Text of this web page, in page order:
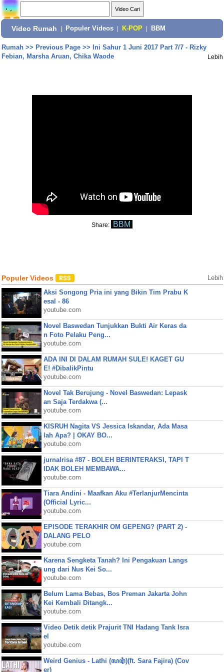
Video Rumah Populer Videos K-POP BBM
Rumah>> Previous Page>> Ini Sahur 1 Juni 2017 Part 7/7 - Rizky
Febian, Marsha Aruan, Chika Waode
Lebih
Share: BBM
Populer Videos Lebih
Aksi Songong Pria ini yang Bikin Tim Prabu K
esal - 86
youtube.com
Novel Baswedan Tunjukkan Bukti Air Keras da
n Foto Pelaku Peng...
youtube.com
ADA INI DI DALAM RUMAH SULE! KAGET GU
E! #DibalikPintu
youtube.com
Novel Tak Berujung - Novel Baswedan: Lepask
an Saja Terdakwa (...
youtube.com
KISRUH Nagita VS Jessica Iskandar, Ada Masa
lah Apa? | OKAY BO...
youtube.com
jurnalrisa #87 - BOLEH BERINTERAKSI, TAPI T
IDAK BOLEH MEMBAWA...
youtube.com
Tiara Andini - Maafkan Aku #TerlanjurMencinta
(Official Lyric...
youtube.com
EPISODE TERAKHIR OM GEPENG? (PART 2) -
DALANG PELO
youtube.com
Karena Sengketa Tanah? Ini Pengakuan Langs
ung dari Nus Kei So...
youtube.com
Belum Lama Bebas, Bos Preman Jakarta John
Kei Kembali Ditangk...
youtube.com
Video Detik detik Prajurit TNI Hadang Tank Isra
el
youtube.com
Weird Genius - Lathi (ꦭꦛꦶ)(ft. Sara Fajira) (Cov
er)